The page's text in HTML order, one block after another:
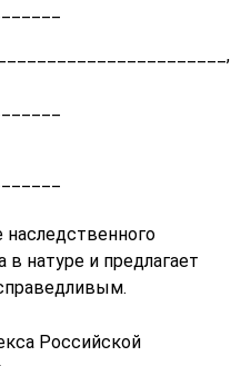
натуре и предлагает
Российской